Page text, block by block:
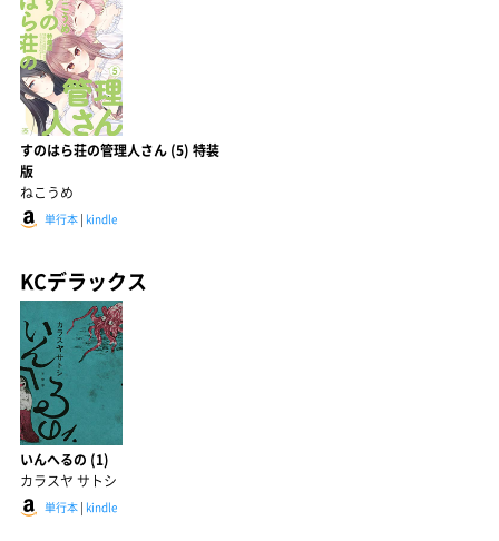
すのはら荘の管理人さん (5) 特装
版
ねこうめ
単行本 | kindle
KCデラックス
いんへるの (1)
カラスヤ サトシ
単行本 | kindle